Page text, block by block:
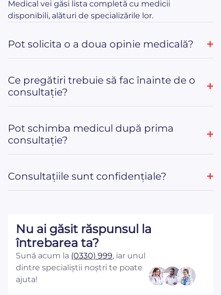
Medical vei găsi lista completă cu medicii
disponibili, alături de specializările lor.
Pot solicita o a doua opinie medicală?
Ce pregătiri trebuie să fac înainte de o
consultație?
Pot schimba medicul după prima
consultație?
Consultațiile sunt confidențiale?
Nu ai găsit răspunsul la
întrebarea ta?
Sună acum la (0330) 999, iar unul
dintre specialiștii noștri te poate
ajuta!